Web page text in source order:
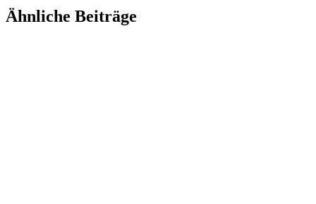
Ähnliche Beiträge